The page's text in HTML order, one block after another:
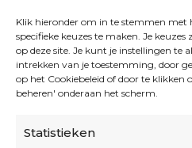
Klik hieronder om in te stemmen met
specifieke keuzes te maken. Je
op deze site. Je kunt je instellingen te
intrekken van je toestemming, door
op het Cookiebeleid of door te klikken
beheren' onderaan het scherm.
Statistieken